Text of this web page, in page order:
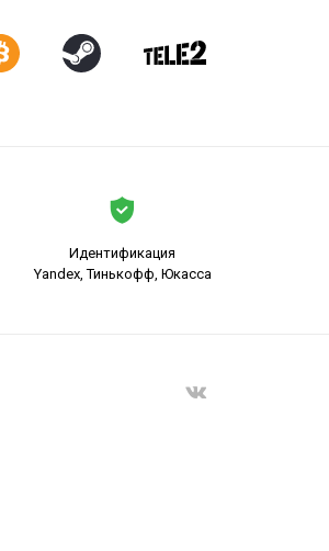
Идентификация
Yandex, Тинькофф, Юкасса